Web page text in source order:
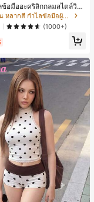
อมืออะคริลิกกลมสไตล์วินเ
หรับผู้หญิง, ดีไซน์เรียบง่าย
าะสำหรับสวมใส่ในชีวิตปร
อกาสต่างๆ, ของขวัญสำหรั
ใน หลากสี กำไลข้อมือผู้หญิง
(1000+)